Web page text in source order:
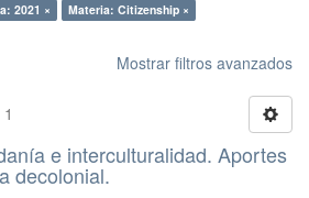
2021 ×
Materia: Citizenship ×
Mostrar filtros avanzados
e interculturalidad. Aportes
decolonial.